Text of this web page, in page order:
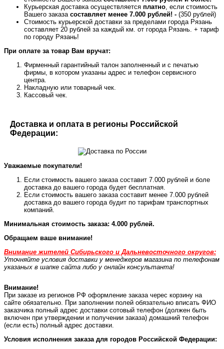
Курьерская доставка осуществляется платно, если стоимость
Вашего заказа составляет менее 7.000 рублей! - (350 рублей)
Стоимость курьерской доставки за пределами города Рязань
составляет 20 рублей за каждый км. от города Рязань. + тариф
по городу Рязань!
При оплате за товар Вам вручат:
Фирменный гарантийный талон заполненный и с печатью
фирмы, в котором указаны адрес и телефон сервисного
центра.
Накладную или товарный чек.
Кассовый чек.
Доставка и оплата в регионы Российской
Федерации:
Уважаемые покупатели!
Если стоимость вашего заказа составит 7.000 рублей и боле
доставка до вашего города будет бесплатная.
Если стоимость вашего заказа составит менее 7.000 рублей
доставка до вашего города будит по тарифам транспортных
компаний.
Минимальная стоимость заказа: 4.000 рублей.
Обращаем ваше внимание!
Внимание жителей Сибирьского и Дальневосточного округов:
Уточняйте условия доставки у менеджеров магазина по телефонам
указаных в шапке сайта либо у онлайн консультанта!
Внимание!
При заказе из регионов РФ оформление заказа черес корзину на
сайте обязательно. При заполнении полей обязательно вписать ФИО
заказчика полный адрес доставки сотовый телефон (должен быть
включен при утверждении и получении заказа) домашний телефон
(если есть) полный адрес доставки.
Условия исполнения заказа для городов Российской Федерации: